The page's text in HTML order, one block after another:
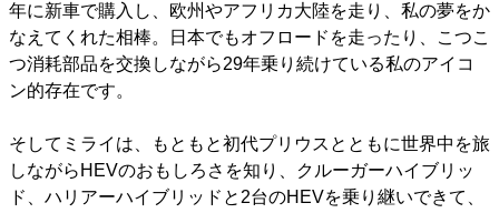
年に新車で購入し、欧州やアフリカ大陸を走り、私の夢をか
なえてくれた相棒。日本でもオフロードを走ったり、こつこ
つ消耗部品を交換しながら29年乗り続けている私のアイコ
ン的存在です。
そしてミライは、もともと初代プリウスとともに世界中を旅
しながらHEVのおもしろさを知り、クルーガーハイブリッ
ド、ハリアーハイブリッドと2台のHEVを乗り継いできて、